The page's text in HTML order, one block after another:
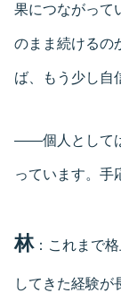
果につながって
のまま続けるの
ば、もう少し自
――個人として
っています。手
林：これまで
してきた経験が